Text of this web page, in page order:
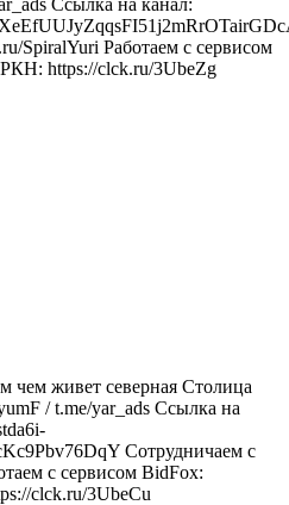
SpiralYuri Работаем с сервисом
https://clck.ru/3UbeZg
живет северная Столица
/ t.me/yar_ads Ссылка на
Сотрудничаем с
с сервисом BidFox:
clck.ru/3UbeCu